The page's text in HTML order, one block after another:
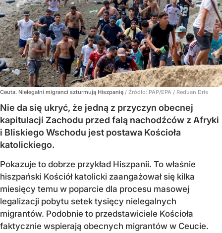
Ceuta. Nielegalni migranci szturmują Hiszpanię / Źródło: PAP/EPA / Reduan Dris
Nie da się ukryć, że jedną z przyczyn obecnej
kapitulacji Zachodu przed falą nachodźców z Afryki
i Bliskiego Wschodu jest postawa Kościoła
katolickiego.
Pokazuje to dobrze przykład Hiszpanii. To właśnie
hiszpański Kościół katolicki zaangażował się kilka
miesięcy temu w poparcie dla procesu masowej
legalizacji pobytu setek tysięcy nielegalnych
migrantów. Podobnie to przedstawiciele Kościoła
faktycznie wspierają obecnych migrantów w Ceucie.